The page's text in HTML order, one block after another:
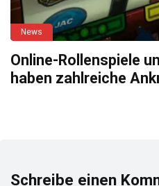
News
Online-Rollenspiele
haben zahlreiche
Schreibe einen